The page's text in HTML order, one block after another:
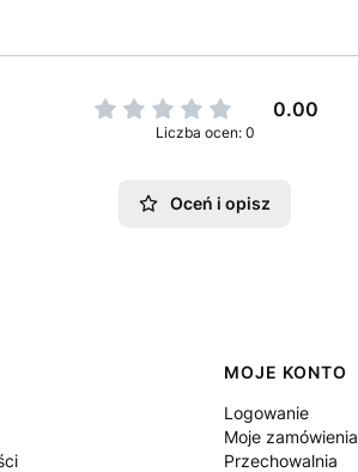
0.00
Liczba ocen: 0
Oceń i opisz
MOJE KONTO
Logowanie
Moje zamówienia
Przechowalnia